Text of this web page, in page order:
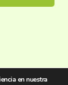
en nuestra